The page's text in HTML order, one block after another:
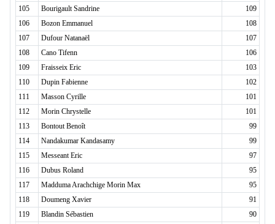
105 Bourigault Sandrine
109
106
Bozon Emmanuel
108
107
Dufour Natanaël
107
108
Cano Tifenn
106
109
Fraisseix Eric
103
110
Dupin Fabienne
102
111
Masson Cyrille
101
112
Morin Chrystelle
101
113
Bontout Benoît
99
114
Nandakumar Kandasamy
99
115
Messeant Eric
97
116
Dubus Roland
95
117
Madduma Arachchige Morin Max
95
118
Doumeng Xavier
91
119
Blandin Sébastien
90